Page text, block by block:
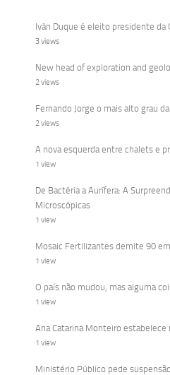
Iván Duque é eleito presidente da
3 views
New head of exploration and
2 views
Fernando Jorge o mais alto grau
2 views
A nova esquerda entre chalets e
1 view
De Bactéria a Aurífera: A
Microscópicas
1 view
Mosaic Fertilizantes demite 90
1 view
O país não mudou, mas alguma
1 view
Ana Catarina Monteiro
1 view
Ministério Público pede